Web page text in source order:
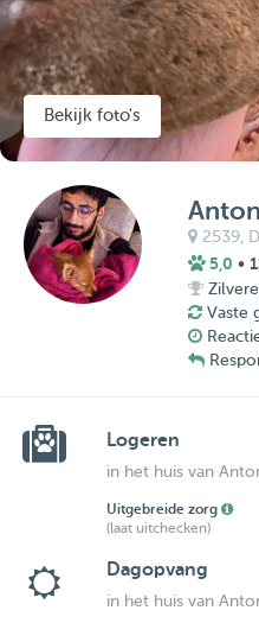
Bekijk foto's
2539,
5,0 •
Vaste
Logeren
in het huis van
Uitgebreide zorg
(laat uitchecken)
Dagopvang
in het huis van